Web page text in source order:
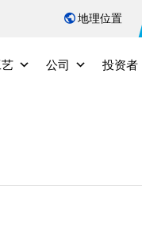
地理位置
公司 投资者